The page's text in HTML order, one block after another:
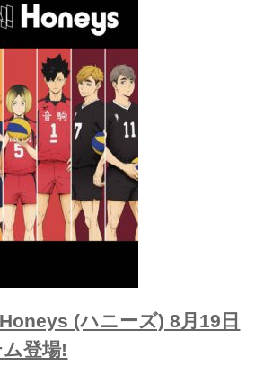
(ハニーズ) 8月19日
登場!